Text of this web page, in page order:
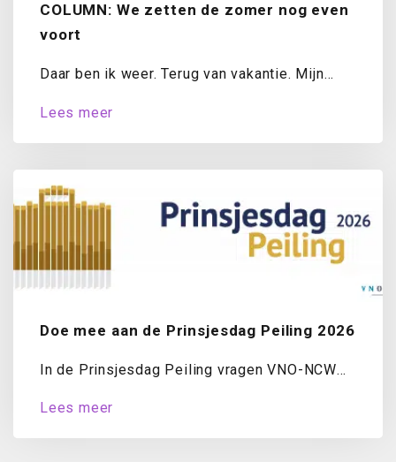
COLUMN: We zetten de zomer nog even
voort
Daar ben ik weer. Terug van vakantie. Mijn
Lees meer
Doe mee aan de Prinsjesdag Peiling 2026
In de Prinsjesdag Peiling vragen VNO-NCW
Lees meer